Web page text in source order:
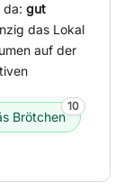
da: gut
das Lokal
auf der
Brötchen
10